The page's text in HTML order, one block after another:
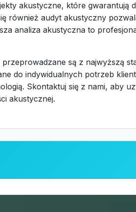
akustyczne, które gwarantują
również audyt akustyczny
analiza akustyczna to
są z najwyższą
do indywidualnych potrzeb
Skontaktuj się z nami, aby
akustycznej.